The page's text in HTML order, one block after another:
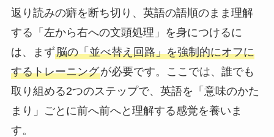
返り読みの癖を断ち切り、英語の語順のまま理解
する「左から右への文頭処理」を身につけるに
は、まず脳の「並べ替え回路」を強制的にオフに
するトレーニングが必要です。ここでは、誰でも
取り組める2つのステップで、英語を「意味のかた
まり」ごとに前へ前へと理解する感覚を養いま
す。